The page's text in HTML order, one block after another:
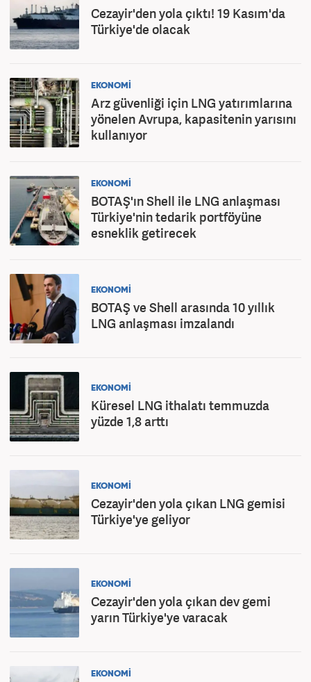
Cezayir'den yola çıktı! 19 Kasım'da
Türkiye'de olacak
EKONOMİ
Arz güvenliği için LNG yatırımlarına
yönelen Avrupa, kapasitenin yarısını
kullanıyor
EKONOMİ
BOTAŞ'ın Shell ile LNG anlaşması
Türkiye'nin tedarik portföyüne
esneklik getirecek
EKONOMİ
BOTAŞ ve Shell arasında 10 yıllık
LNG anlaşması imzalandı
EKONOMİ
Küresel LNG ithalatı temmuzda
yüzde 1,8 arttı
EKONOMİ
Cezayir'den yola çıkan LNG gemisi
Türkiye'ye geliyor
EKONOMİ
Cezayir'den yola çıkan dev gemi
yarın Türkiye'ye varacak
EKONOMİ